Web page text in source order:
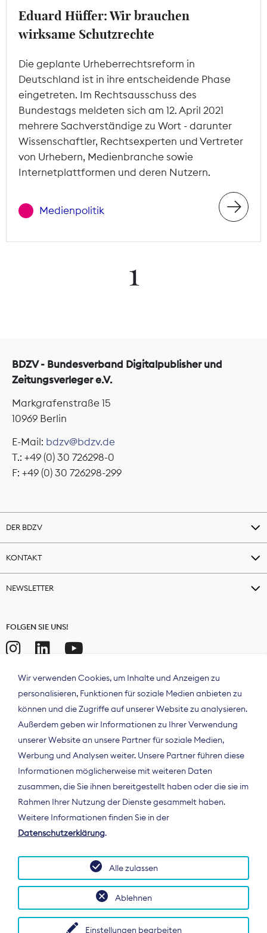
Eduard Hüffer: Wir brauchen
wirksame Schutzrechte
Die geplante Urheberrechtsreform in
Deutschland ist in ihre entscheidende Phase
eingetreten. Im Rechtsausschuss des
Bundestags meldeten sich am 12. April 2021
mehrere Sachverständige zu Wort - darunter
Wissenschaftler, Rechtsexperten und Vertreter
von Urhebern, Medienbranche sowie
Internetplattformen und deren Nutzern.
Medienpolitik
1
BDZV - Bundesverband Digitalpublisher und
Zeitungsverleger e.V.
Markgrafenstraße 15
10969 Berlin
E-Mail: bdzv@bdzv.de
T.: +49 (0) 30 726298-0
F: +49 (0) 30 726298-299
DER BDZV
KONTAKT
NEWSLETTER
FOLGEN SIE UNS!
Der Bundesverband Digitalpublisher und
Zeitungsverleger (BDZV) vertritt als
Spitzenorganisation die Interessen der
Deutschland und auf EU-Ebene.
Wir verwenden Cookies, um Inhalte und Anzeigen zu
personalisieren, Funktionen für soziale Medien anbieten zu
können und die Zugriffe auf unserer Website zu analysieren.
Außerdem geben wir Informationen zu Ihrer Verwendung
unserer Website an unsere Partner für soziale Medien,
Werbung und Analysen weiter. Unsere Partner führen diese
Informationen möglicherweise mit weiteren Daten
zusammen, die Sie ihnen bereitgestellt haben oder die sie im
Rahmen Ihrer Nutzung der Dienste gesammelt haben.
Weitere Informationen finden Sie in der
Datenschutzerklärung.
Einstellungen bearbeiten
Ablehnen
Alle zulassen